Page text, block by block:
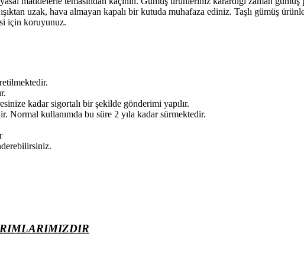
uzak, hava almayan kapalı bir kutuda muhafaza ediniz. Taşlı gümüş
için koruyunuz.
kadar sigortalı bir şekilde gönderimi yapılır.
Normal kullanımda bu süre 2 yıla kadar sürmektedir.